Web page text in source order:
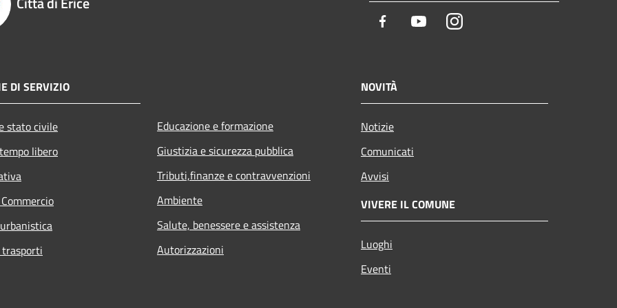
Facebook YoutubeInstagram
DI SERVIZIO
stato civile
libero
Educazione e formazione
Giustizia e sicurezza pubblica
Tributi,finanze e contravvenzioni
Ambiente
Salute, benessere e assistenza
Autorizzazioni
NOVITÀ
Notizie
Comunicati
Avvisi
VIVERE IL COMUNE
Luoghi
Eventi